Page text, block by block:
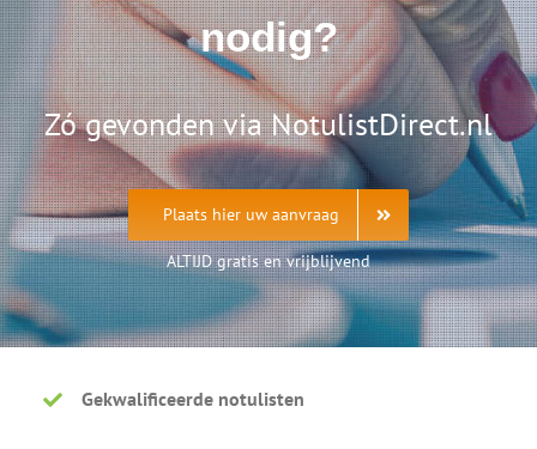
nodig?
Zó gevonden via NotulistDirect.nl
Plaats hier uw aanvraag
ALTIJD gratis en vrijblijvend
Gekwalificeerde notulisten